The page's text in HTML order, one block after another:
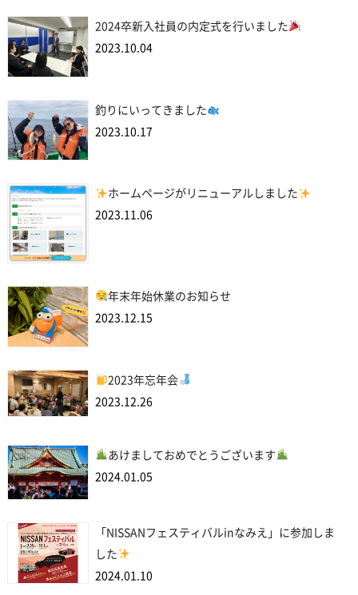
2024卒新入社員の内定式を行いました
2023.10.04
釣りにいってきました
2023.10.17
ホームページがリニューアルしました
2023.11.06
年末年始休業のお知らせ
2023.12.15
2023年忘年会
2023.12.26
あけましておめでとうございます
2024.01.05
「NISSANフェスティバルinなみえ」に参加しま
した
2024.01.10